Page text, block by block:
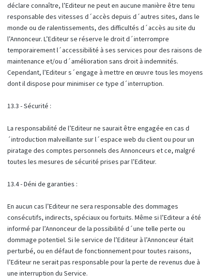
déclare connaître, l’Editeur ne peut en aucune manière être tenu
responsable des vitesses d´accès depuis d´autres sites, dans le
monde ou de ralentissements, des difficultés d´accès au site du
l’Annonceur. L’Editeur se réserve le droit d´interrompre
temporairement l´accessibilité à ses services pour des raisons de
maintenance et/ou d´amélioration sans droit à indemnités.
Cependant, l’Editeur s´engage à mettre en œuvre tous les moyens
dont il dispose pour minimiser ce type d´interruption.
13.3 - Sécurité :
La responsabilité de l’Editeur ne saurait être engagée en cas d
´introduction malveillante sur l´espace web du client ou pour un
piratage des comptes personnels des Annonceurs et ce, malgré
toutes les mesures de sécurité prises par l’Editeur.
13.4 - Déni de garanties :
En aucun cas l’Editeur ne sera responsable des dommages
consécutifs, indirects, spéciaux ou fortuits. Même si l’Editeur a été
informé par l’Annonceur de la possibilité d´une telle perte ou
dommage potentiel. Si le service de l’Editeur à l’Annonceur était
perturbé, ou en défaut de fonctionnement pour toutes raisons,
l’Editeur ne serait pas responsable pour la perte de revenus due à
une interruption du Service.